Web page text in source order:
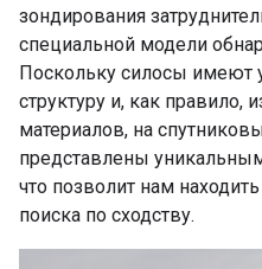
зондирования
специальной модели
Поскольку силосы имеют
структуру и, как правило,
материалов, на
представлены
что позволит нам
поиска по сходству.